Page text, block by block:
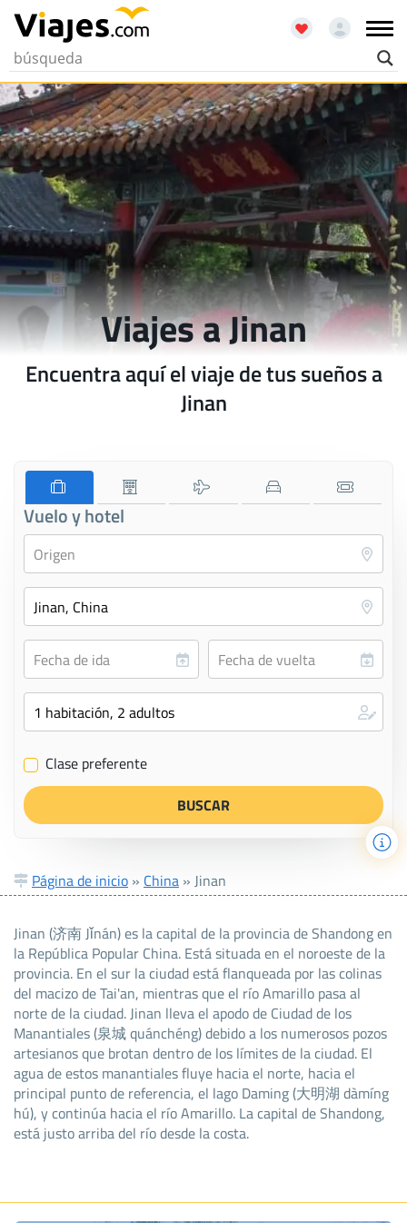
Viajes a Jinan
Encuentra aquí el viaje de tus sueños a
Jinan
Vuelo y hotel
✔ Clase preferente
Página de inicio » China » Jinan
Jinan (济南 Jǐnán) es la capital de la provincia de Shandong en
la República Popular China. Está situada en el noroeste de la
provincia. En el sur la ciudad está flanqueada por las colinas
del macizo de Tai'an, mientras que el río Amarillo pasa al
norte de la ciudad. Jinan lleva el apodo de Ciudad de los
Manantiales (泉城 quánchéng) debido a los numerosos pozos
artesianos que brotan dentro de los límites de la ciudad. El
agua de estos manantiales fluye hacia el norte, hacia el
principal punto de referencia, el lago Daming (大明湖 dàmíng
hú), y continúa hacia el río Amarillo. La capital de Shandong,
está justo arriba del río desde la costa.